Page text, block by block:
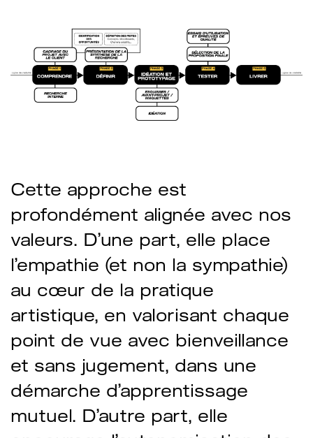
Cette approche est
profondément alignée avec nos
valeurs. D’une part, elle place
l’empathie (et non la sympathie)
au cœur de la pratique
artistique, en valorisant chaque
point de vue avec bienveillance
et sans jugement, dans une
démarche d’apprentissage
mutuel. D’autre part, elle